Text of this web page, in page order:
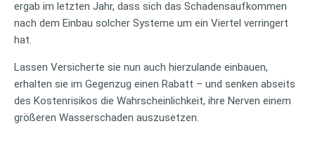
ergab im letzten Jahr, dass sich das Schadensaufkommen
nach dem Einbau solcher Systeme um ein Viertel verringert
hat.
Lassen Versicherte sie nun auch hierzulande einbauen,
erhalten sie im Gegenzug einen Rabatt – und senken abseits
des Kostenrisikos die Wahrscheinlichkeit, ihre Nerven einem
größeren Wasserschaden auszusetzen.